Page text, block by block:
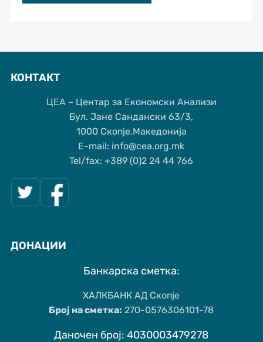
КОНТАКТ
ЦЕА – Центар за Економски Анализи
Бул. Јане Сандански 63/3,
1000 Скопје,Македонија
Е-mail: info@cea.org.mk
Tel/fax: +389 (0)2 24 44 766
ДОНАЦИИ
Банкарска сметка:
ХАЛКБАНК АД Скопје
Број на сметка: 270-0576306101-78
Даночен број: 4030003479278